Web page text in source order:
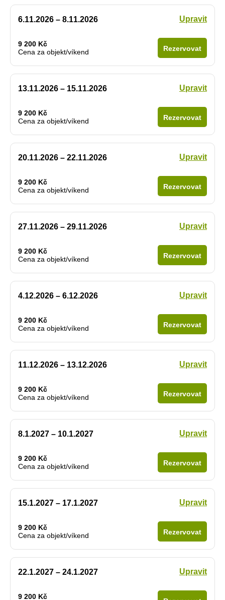
6.11.2026 – 8.11.2026 Upravit
9 200 Kč
Cena za objekt/víkend
Rezervovat
13.11.2026 – 15.11.2026 Upravit
9 200 Kč
Cena za objekt/víkend
Rezervovat
20.11.2026 – 22.11.2026 Upravit
9 200 Kč
Cena za objekt/víkend
Rezervovat
27.11.2026 – 29.11.2026 Upravit
9 200 Kč
Cena za objekt/víkend
Rezervovat
4.12.2026 – 6.12.2026 Upravit
9 200 Kč
Cena za objekt/víkend
Rezervovat
11.12.2026 – 13.12.2026 Upravit
9 200 Kč
Cena za objekt/víkend
Rezervovat
8.1.2027 – 10.1.2027 Upravit
9 200 Kč
Cena za objekt/víkend
Rezervovat
15.1.2027 – 17.1.2027 Upravit
9 200 Kč
Cena za objekt/víkend
Rezervovat
22.1.2027 – 24.1.2027 Upravit
9 200 Kč